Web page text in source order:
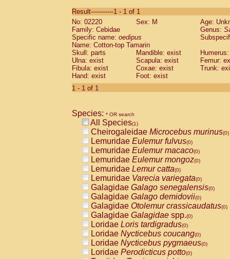
CebidaeSaguinus labiatus(0)
Cebidae Saguinus leucopus (0)
Cebidae
CebidaeSaguinus mystax
Cebidae Saguinus nigricollis (0)
Cebidae Saguinus oedipus
Cebidae Saguinus weddelli
Cebidae Saguinusspp.
Cebidae
CebidaeCebus capucinus
CebidaeCebus nigrivittatus
CebidaeCebus spp.(0)
CebidaeSaimiri boliviensis(0)
CebidaeSaimiri sciureus(0)
AtelidaeAlouatta caraya(0)
AtelidaeAlouatta fusca(0)
AtelidaeAlouatta seniculus(0)
AtelidaeAlouattaspp.(0)
AtelidaeAteles belzebuth(0)
AtelidaeAteles geoffroyi(0)
AtelidaeAteles paniscus(0)
AtelidaeAtelesspp.(0)
AtelidaeLagothrix lagothricha(0)
AtelidaeLagothrix lagothricha cana
PitheciidaeCacajao calvus
Result-----------1 - 1 of 1
No: 02220
Sex: M
Age:
Family: Cebidae
Genus:
Specific name: oedipus
Name: Cotton-top Tamarin
Skull: parts
Mandible: exist
Ulna: exist
Scapula: exist
Femur:
Fibula: exist
Coxae: exist
Trunk:
Hand: exist
Foot: exist
1 - 1 of 1
Species: * OR search
All Species(1)
Cheirogaleidae Microcebus murinus(0)
Lemuridae Eulemur fulvus(0)
Lemuridae Eulemur macaco(0)
Lemuridae Eulemur mongoz(0)
Lemuridae Lemur catta(0)
Lemuridae Varecia variegata(0)
Galagidae Galago senegalensis(0)
Galagidae Galago demidovii(0)
Galagidae Otolemur crassicaudatus(0)
Galagidae Galagidae spp.(0)
Loridae Loris tardigradus(0)
Loridae Nycticebus coucang(0)
Loridae Nycticebus pygmaeus(0)
Loridae Perodicticus potto(0)